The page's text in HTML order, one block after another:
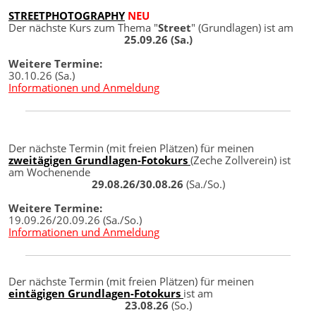
STREETPHOTOGRAPHY NEU
Der nächste Kurs zum Thema "Street" (Grundlagen) ist am
25.09.26 (Sa.)
Weitere Termine:
30.10.26 (Sa.)
Informationen und Anmeldung
Der nächste Termin (mit freien Plätzen) für meinen
zweitägigen Grundlagen-Fotokurs (Zeche Zollverein) ist
am Wochenende
29.08.26/30.08.26 (Sa./So.)
Weitere Termine:
19.09.26/20.09.26 (Sa./So.)
Informationen und Anmeldung
Der nächste Termin (mit freien Plätzen) für meinen
eintägigen Grundlagen-Fotokurs ist am
23.08.26 (So.)